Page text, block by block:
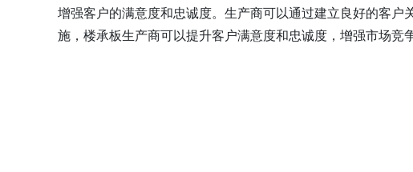
增强客户的满意度和忠诚度。生产商可以通过建立良好的客
施，楼承板生产商可以提升客户满意度和忠诚度，增强市场竞